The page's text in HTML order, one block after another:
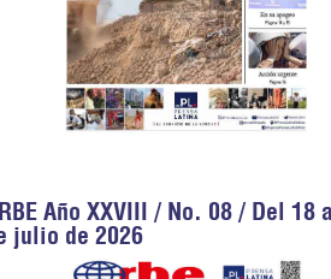
Año XXVIII / No. 08 / Del 18
julio de 2026